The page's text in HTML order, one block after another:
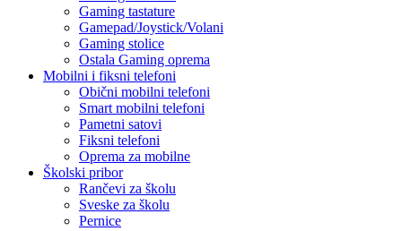
Gaming tastature
Gamepad/Joystick/Volani
Gaming stolice
Ostala Gaming oprema
Mobilni i fiksni telefoni
Obični mobilni telefoni
Smart mobilni telefoni
Pametni satovi
Fiksni telefoni
Oprema za mobilne
Školski pribor
Rančevi za školu
Sveske za školu
Pernice